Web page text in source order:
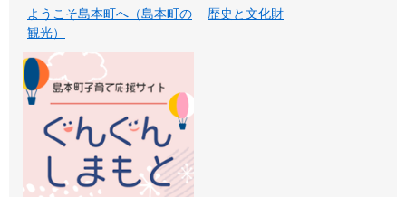
ようこそ島本町へ（島本町の
観光）
歴史と文化財